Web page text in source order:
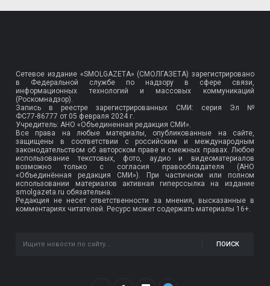
Сетевое издание «SMOLGAZETA» (СМОЛГАЗЕТА) зарегистрировано
в Федеральной службе по надзору в сфере связи,
информационных технологий и массовых коммуникаций
(Роскомнадзор).
Запись в реестре зарегистрированных СМИ: серия Эл №
ФС77-86777 от 05 февраля 2024 г.
Учредитель: АНО «Объединенная редакция СМИ».
Все права на любые материалы, опубликованные на сайте,
защищены в соответствии с российским и международным
законодательством об авторском праве и смежных правах. Любое
использование текстовых, фото, аудио и видеоматериалов
возможно только с согласия правообладателя (АНО
«Объединённая редакция СМИ»). При частичном или полном
использовании материалов активная гиперссылка на издание
smolgazeta.ru обязательна.
Редакция не несет ответственности за мнения, высказанные в
комментариях читателей. Ресурс может содержать материалы 16+.
ПОИСК